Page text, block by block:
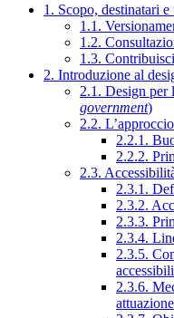
1. Scopo, destinatari
1.1.
1.2.
1.3.
2. Introduzione al
2.1. Design per
government)
2.2.
2.2.1.
2.2.2.
2.3.
2.3.1.
2.3.2.
2.3.3.
2.3.4.
2.3.5.
2.3.6.
attuazione